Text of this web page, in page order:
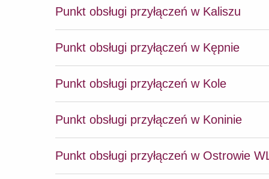
Punkt obsługi przyłączeń w Kaliszu
Punkt obsługi przyłączeń w Kępnie
Punkt obsługi przyłączeń w Kole
Punkt obsługi przyłączeń w Koninie
Punkt obsługi przyłączeń w Ostrowie